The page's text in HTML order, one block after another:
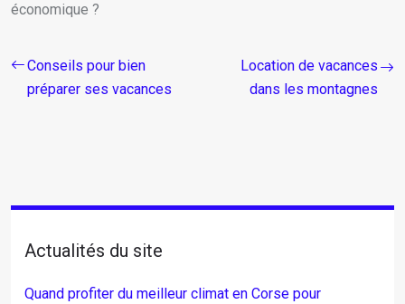
économique ?
Conseils pour bien
préparer ses vacances
Location de vacances
dans les montagnes
Actualités du site
Quand profiter du meilleur climat en Corse pour